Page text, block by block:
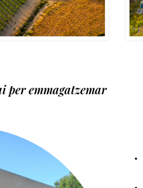
per emmagatzemar